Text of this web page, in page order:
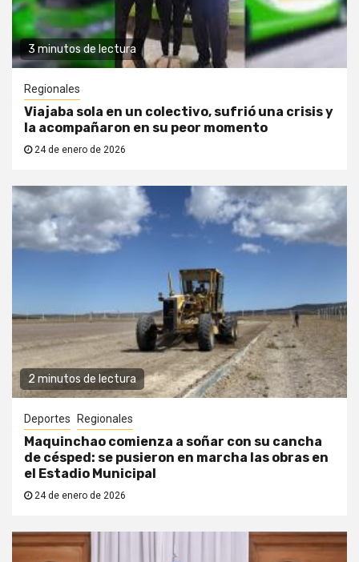
3 minutos de lectura
Regionales
Viajaba sola en un colectivo, sufrió una crisis y
la acompañaron en su peor momento
24 de enero de 2026
2 minutos de lectura
Deportes Regionales
Maquinchao comienza a soñar con su cancha
de césped: se pusieron en marcha las obras en
el Estadio Municipal
24 de enero de 2026